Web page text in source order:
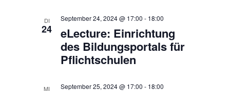
DI
24
September 24, 2024 @ 17:00 - 18:00
eLecture: Einrichtung
des Bildungsportals für
Pflichtschulen
MI September 25, 2024 @ 17:00 - 18:00